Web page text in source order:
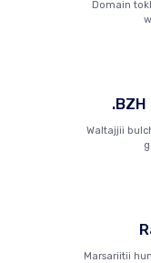
Domain
Waltajjii
Marsariitii